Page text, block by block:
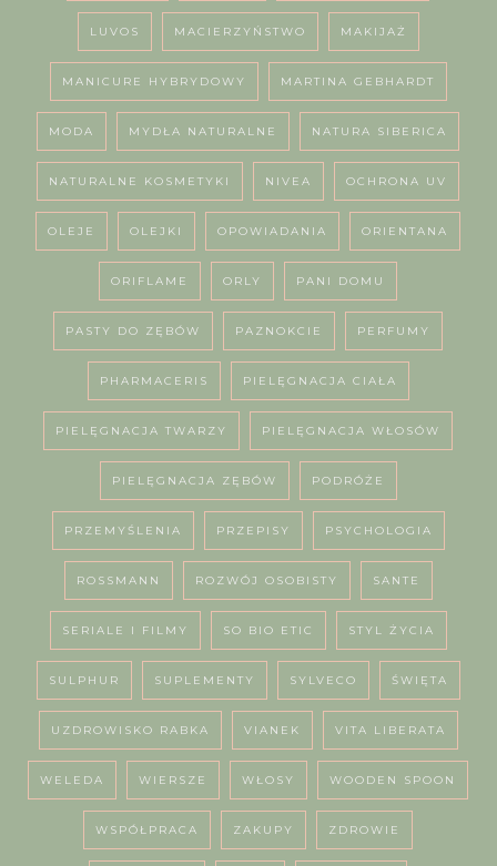
LUVOS MACIERZYŃSTWO MAKIJAŻ
MANICURE HYBRYDOWY MARTINA GEBHARDT
MODA MYDŁA NATURALNE NATURA SIBERICA
NATURALNE KOSMETYKI NIVEA OCHRONA UV
OLEJE OLEJKI OPOWIADANIA ORIENTANA
ORIFLAME ORLY PANI DOMU
PASTY DO ZĘBÓW PAZNOKCIE PERFUMY
PHARMACERIS PIELĘGNACJA CIAŁA
PIELĘGNACJA TWARZY PIELĘGNACJA WŁOSÓW
PIELĘGNACJA ZĘBÓW PODRÓŻE
PRZEMYŚLENIA PRZEPISY PSYCHOLOGIA
ROSSMANN ROZWÓJ OSOBISTY SANTE
SERIALE I FILMY SO BIO ETIC STYL ŻYCIA
SULPHUR SUPLEMENTY SYLVECO ŚWIĘTA
UZDROWISKO RABKA VIANEK VITA LIBERATA
WELEDA WIERSZE WŁOSY WOODEN SPOON
WSPÓŁPRACA ZAKUPY ZDROWIE